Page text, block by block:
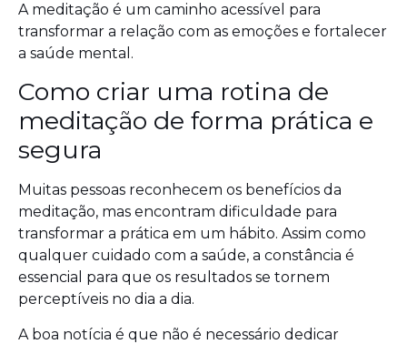
A meditação é um caminho acessível para
transformar a relação com as emoções e fortalecer
a saúde mental.
Como criar uma rotina de
meditação de forma prática e
segura
Muitas pessoas reconhecem os benefícios da
meditação, mas encontram dificuldade para
transformar a prática em um hábito. Assim como
qualquer cuidado com a saúde, a constância é
essencial para que os resultados se tornem
perceptíveis no dia a dia.
A boa notícia é que não é necessário dedicar